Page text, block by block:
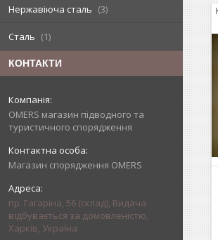
Нержавіюча сталь
3
Сталь 1
КОНТАКТИ
OMERS магазин підводного та
туристичного спорядження
Магазин спорядження OMERS
пр. Гагаріна, 56 (склад), Видача
відбувається за домовленістю,
Харків, Україна